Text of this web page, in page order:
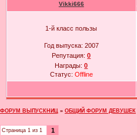
Vikki666
1-й класс пользы
Год выпуска: 2007
Репутация:0
Награды:0
Статус: Offline
ФОРУМ ВЫПУСКНИЦ » ОБЩИЙ ФОРУМ ДЕВУШЕК
Страница 1 из 1 1